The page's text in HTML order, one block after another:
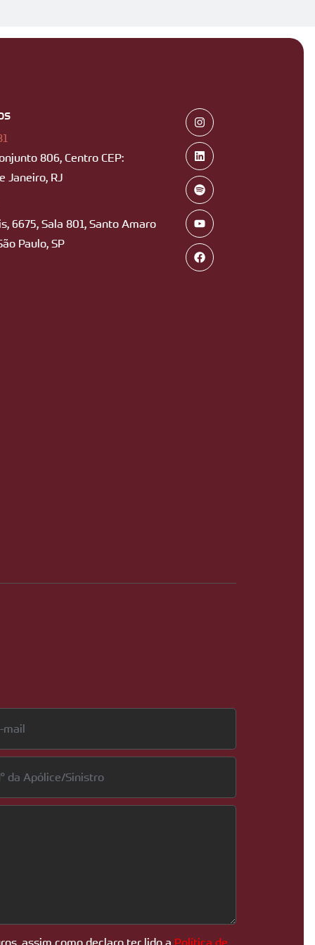
806, Centro CEP:
Janeiro, RJ
6675, Sala 801, Santo Amaro
Paulo, SP
assim como declaro ter lido a Política de